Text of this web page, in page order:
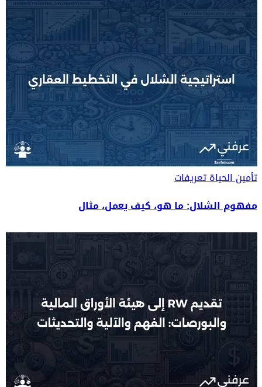
تأمين الحياةتعريفات
مفهوم الشلال: ما هو، كيف يعمل، مثال